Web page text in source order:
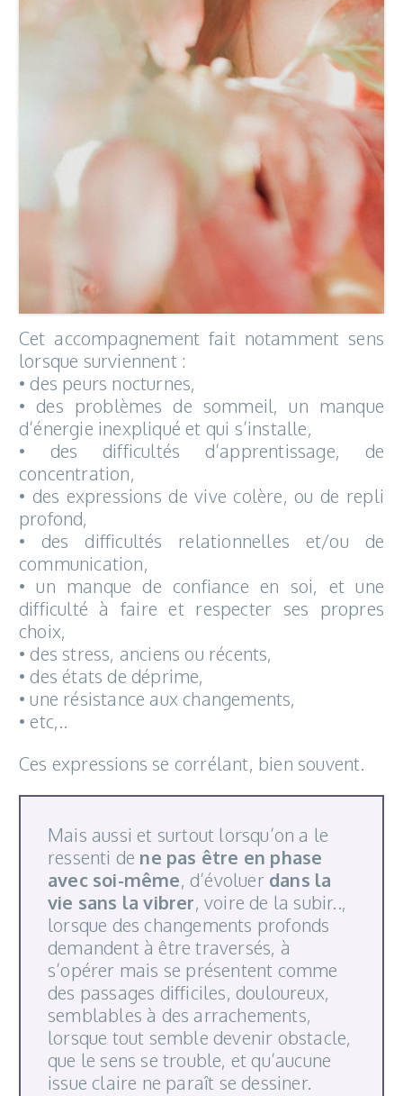
Cet accompagnement fait notamment sens
lorsque surviennent :
• des peurs nocturnes,
• des problèmes de sommeil, un manque
d’énergie inexpliqué et qui s’installe,
• des difficultés d’apprentissage, de
concentration,
• des expressions de vive colère, ou de repli
profond,
• des difficultés relationnelles et/ou de
communication,
• un manque de confiance en soi, et une
difficulté à faire et respecter ses propres
choix,
• des stress, anciens ou récents,
• des états de déprime,
• une résistance aux changements,
• etc,..
Ces expressions se corrélant, bien souvent.
Mais aussi et surtout lorsqu’on a le
ressenti de ne pas être en phase
avec soi-même, d’évoluer dans la
vie sans la vibrer, voire de la subir..,
lorsque des changements profonds
demandent à être traversés, à
s’opérer mais se présentent comme
des passages difficiles, douloureux,
semblables à des arrachements,
lorsque tout semble devenir obstacle,
que le sens se trouble, et qu’aucune
issue claire ne paraît se dessiner.